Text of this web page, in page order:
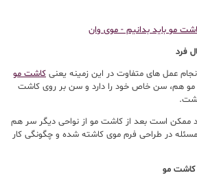
فرد
کاشت مو
هم، سن خاص خود را دارد و سن بر روی کاشت
ممکن است بعد از کاشت مو از نواحی دیگر سر هم
در طراحی فرم موی کاشته شده و چگونگی کار
کاشت مو